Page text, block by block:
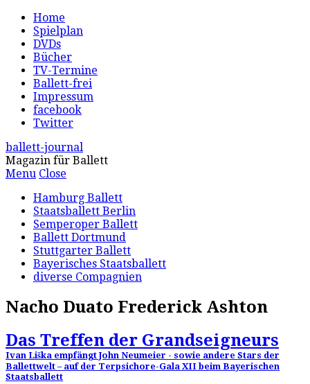
Home
Spielplan
DVDs
Bücher
TV-Termine
Ballett-frei
Impressum
facebook
Twitter
ballett-journal
Magazin für Ballett
Menu Close
Hamburg Ballett
Staatsballett Berlin
Semperoper Ballett
Ballett Dortmund
Stuttgarter Ballett
Bayerisches Staatsballett
diverse Compagnien
Nacho Duato Frederick Ashton
Das Treffen der Grandseigneurs
Ivan Liška empfängt John Neumeier - sowie andere Stars der
Ballettwelt – auf der Terpsichore-Gala XII beim Bayerischen
Staatsballett